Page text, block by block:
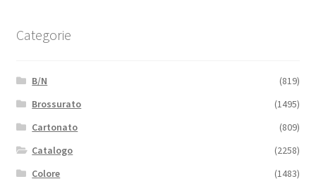
Categorie
B/N
(819)
Brossurato
(1495)
Cartonato
(809)
Catalogo
(2258)
Colore
(1483)